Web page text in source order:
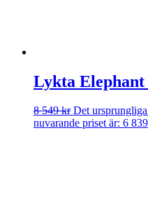
Lykta Elephant
8 549kr Det
nuvarande priset är: 6